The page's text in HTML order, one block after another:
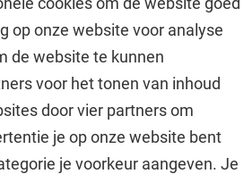
op onze website voor analyse
de website te kunnen
voor het tonen van inhoud
door vier partners om
je op onze website bent
je voorkeur aangeven. Je
Over de VU
Contact en route